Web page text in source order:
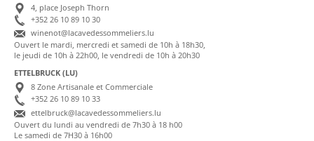
4, place Joseph Thorn
+352 26 10 89 10 30
winenot@lacavedessommeliers.lu
Ouvert le mardi, mercredi et samedi de 10h à 18h30,
le jeudi de 10h à 22h00, le vendredi de 10h à 20h30
ETTELBRUCK (LU)
8 Zone Artisanale et Commerciale
+352 26 10 89 10 33
ettelbruck@lacavedessommeliers.lu
Ouvert du lundi au vendredi de 7h30 à 18 h00
Le samedi de 7H30 à 16h00